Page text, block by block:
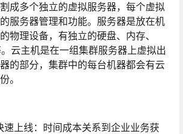
成多个独立的虚拟服务器，每个虚拟
服务器管理和功能。服务器是放在机
物理设备，有独立的硬盘、内存、
云主机是在一组集群服务器上虚拟出
的部分，集群中的每台机器都会有云
。
速上线：时间成本关系到企业业务获